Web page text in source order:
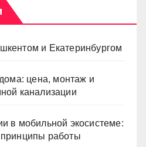
и Екатеринбургом
цена, монтаж и
канализации
в мобильной экосистеме:
работы